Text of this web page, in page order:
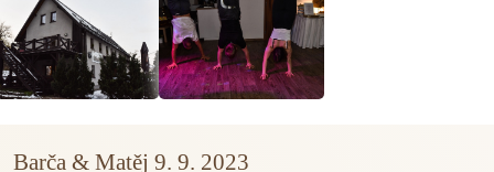
Barča & Matěj 9. 9. 2023